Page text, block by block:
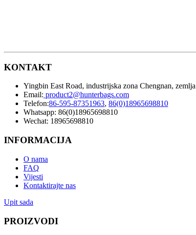
KONTAKT
Yingbin East Road, industrijska zona Chengnan,
Email: product2@hunterbags.com
Telefon:86-595-87351963, 86(0)18965698810
Whatsapp: 86(0)18965698810
Wechat: 18965698810
INFORMACIJA
O nama
FAQ
Vijesti
Kontaktirajte nas
Upit sada
PROIZVODI